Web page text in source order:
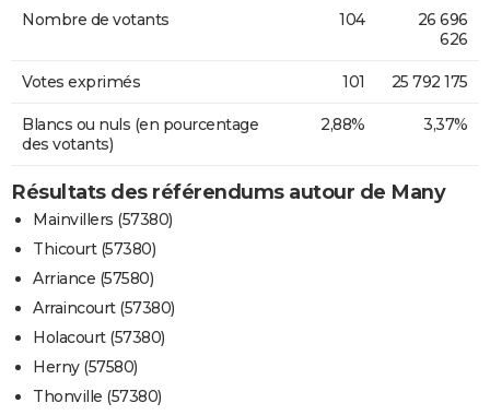
Nombre de votants 104
26 696
626
Votes exprimés 101 25 792 175
Blancs ou nuls (en pourcentage
des votants)
2,88% 3,37%
Résultats des référendums autour de Many
Mainvillers (57380)
Thicourt (57380)
Arriance (57580)
Arraincourt (57380)
Holacourt (57380)
Herny (57580)
Thonville (57380)